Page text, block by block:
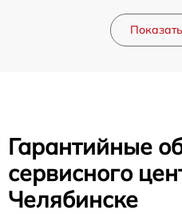
Гарантийные
сервисного
Челябинске